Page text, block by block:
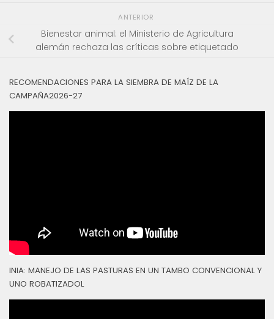
ANTERIOR
Bienestar animal: el Ministerio de Agricultura
alemán rechaza las críticas sobre etiquetado
RECOMENDACIONES PARA LA SIEMBRA DE MAÍZ DE LA
CAMPAÑA2026-27
INIA: MANEJO DE LAS PASTURAS EN UN TAMBO CONVENCIONAL Y
UNO ROBATIZADOL